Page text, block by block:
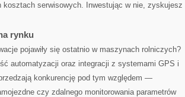
serwisowych. Inwestując w nie, zyskujesz
rynku
pojawiły się ostatnio w maszynach rolniczych?
automatyzacji oraz integracji z systemami GPS i
konkurencję pod tym względem —
czy zdalnego monitorowania parametrów